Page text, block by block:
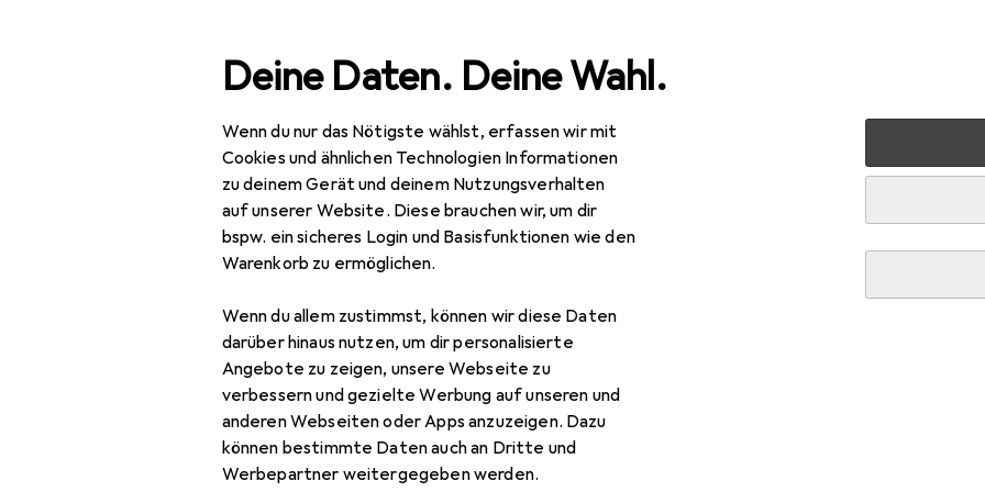
Deine Daten. Deine Wahl.
Wenn du nur das Nötigste wählst, erfassen wir mit
Cookies und ähnlichen Technologien Informationen
zu deinem Gerät und deinem Nutzungsverhalten
auf unserer Website. Diese brauchen wir, um dir
bspw. ein sicheres Login und Basisfunktionen wie den
Warenkorb zu ermöglichen.
Wenn du allem zustimmst, können wir diese Daten
darüber hinaus nutzen, um dir personalisierte
Angebote zu zeigen, unsere Webseite zu
verbessern und gezielte Werbung auf unseren und
anderen Webseiten oder Apps anzuzeigen. Dazu
können bestimmte Daten auch an Dritte und
Werbepartner weitergegeben werden.
Navigation nach Kategorien
Gesamtsortiment Baumarkt + Garten Bauen + Renovieren Türgriff +
EUR
179,–
Glutz Türdrücker 5038 Lugano
Zubehör für Glutz Türdrücker 5038
Hier findest du passendes Zubehör zum Produkt Glutz Türdrücker 5038 Lugano aus
Türgarnitur.